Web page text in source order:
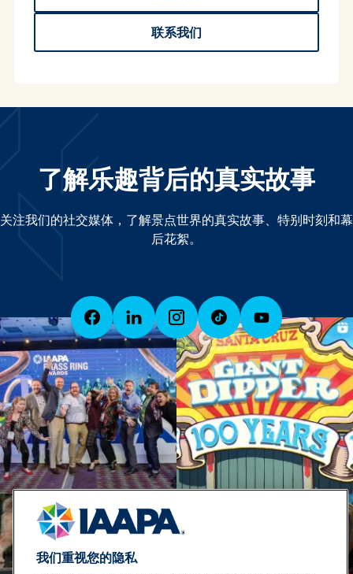
联系我们
了解乐趣背后的真实故事
关注我们的社交媒体，了解景点世界的真实故事、特别时刻和幕
后花絮。
我们重视您的隐私